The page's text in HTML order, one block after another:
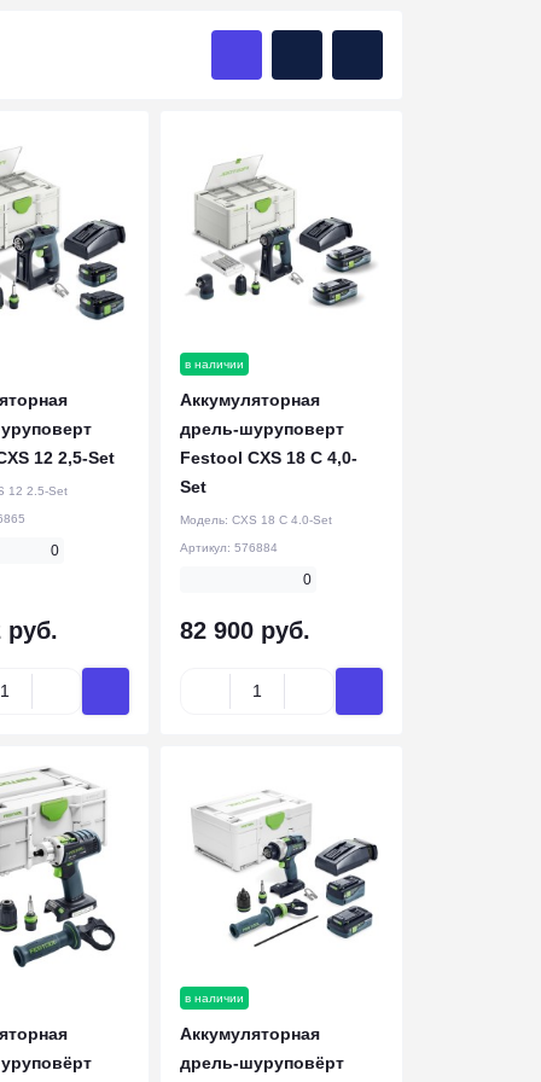
12 2,5-Set
12 2.5-Set
0
руб.
в наличии
Аккумуляторная
дрель-шуруповерт
Festool CXS 18 C 4,0-
Set
Модель:CXS 18 C 4.0-Set
Артикул:576884
0
82 900 руб.
в наличии
Аккумуляторная
дрель-шуруповёрт